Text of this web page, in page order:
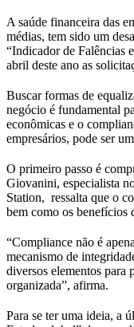
A saúde financeira das
médias, tem sido um
“Indicador de Falências
abril deste ano as
Buscar formas de
negócio é fundamental
econômicas e o
empresários, pode ser
O primeiro passo é
Giovanini, especialista
Station, ressalta que o
bem como os benefícios
“Compliance não é
mecanismo de
diversos elementos para
organizada”, afirma.
Para se ter uma ideia, a